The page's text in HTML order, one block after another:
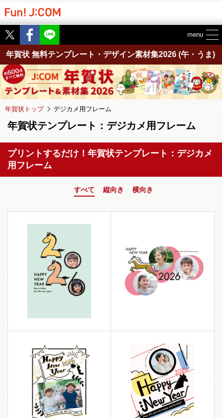
Twitter Facebook
menu
年賀状 無料テンプレート・デザイン素材集2026 (午・うま)
年賀状トップ デジカメ用フレーム
年賀状テンプレート：デジカメ用フレーム
プリントするだけ！年賀状テンプレート：デジカメ
用フレーム
すべて 縦向き 横向き